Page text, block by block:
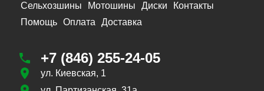
Сельхозшины
Мотошины Диски
Контакты
Помощь Оплата Доставка
+7 (846) 255-24-05
ул. Киевская, 1